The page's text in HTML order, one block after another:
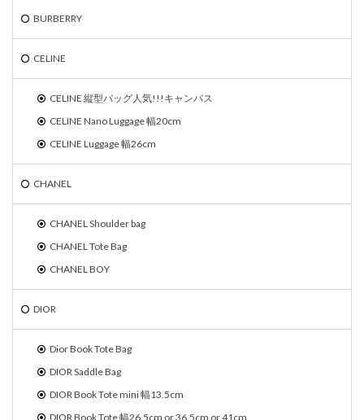
BURBERRY
CELINE
CELINE 縦型バッグ人気!!!キャンバス
CELINE Nano Luggage 幅20cm
CELINE Luggage 幅26cm
CHANEL
CHANEL Shoulder bag
CHANEL Tote Bag
CHANEL BOY
DIOR
Dior Book Tote Bag
DIOR Saddle Bag
DIOR Book Tote mini 幅13.5cm
DIOR Book Tote 幅26.5cm or 36.5cm or 41cm